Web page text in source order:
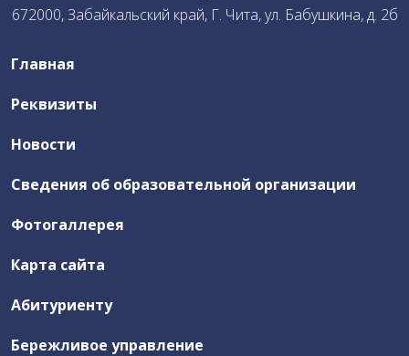
Воркшоп
абитуриентами
Отчеты по деятельности Бюро
ЦОПП ИКТ
Выборы 2024
Правовая деятельность
672000, Забайкальский край, Г. Чита, ул. Бабушкина, д. 2б
Главная
Реквизиты
Новости
Сведения об образовательной организации
Фотогаллерея
Карта сайта
Абитуриенту
Бережливое управление